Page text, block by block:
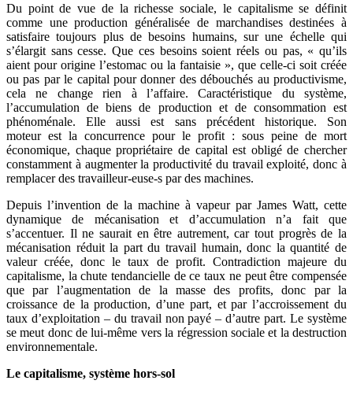
Du point de vue de la richesse sociale, le capitalisme se définit
comme une production généralisée de marchandises destinées à
satisfaire toujours plus de besoins humains, sur une échelle qui
s’élargit sans cesse. Que ces besoins soient réels ou pas, « qu’ils
aient pour origine l’estomac ou la fantaisie », que celle-ci soit créée
ou pas par le capital pour donner des débouchés au productivisme,
cela ne change rien à l’affaire. Caractéristique du système,
l’accumulation de biens de production et de consommation est
phénoménale. Elle aussi est sans précédent historique. Son
moteur est la concurrence pour le profit : sous peine de mort
économique, chaque propriétaire de capital est obligé de chercher
constamment à augmenter la productivité du travail exploité, donc à
remplacer des travailleur-euse-s par des machines.
Depuis l’invention de la machine à vapeur par James Watt, cette
dynamique de mécanisation et d’accumulation n’a fait que
s’accentuer. Il ne saurait en être autrement, car tout progrès de la
mécanisation réduit la part du travail humain, donc la quantité de
valeur créée, donc le taux de profit. Contradiction majeure du
capitalisme, la chute tendancielle de ce taux ne peut être compensée
que par l’augmentation de la masse des profits, donc par la
croissance de la production, d’une part, et par l’accroissement du
taux d’exploitation – du travail non payé – d’autre part. Le système
se meut donc de lui-même vers la régression sociale et la destruction
environnementale.
Le capitalisme, système hors-sol